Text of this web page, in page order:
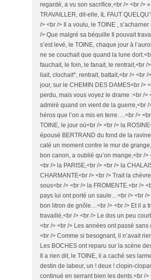
regardé, a vu son sacrifice,<br /> <br />
TRAVAILLER, dit-elle, IL FAUT
/> <br /> Il a voulu, le TOINE ,
/> Que malgré sa béquille Il pouvait
s’est levé, le TOINE, chaque jour à
ne se couchait que quand la lune
fauchait, le foin, le fanait, le rentrait,<br /
liait, clochait*, rentrait, battait,<br /> <br
jour, sur le CHEMIN DES DAMES<br />
perdu, mais vous voyez le drame :<br />
admiré quand on vient de la guerre,<br /
héros que l’on a mis en terre….<br />
TOINE, le jour où<br /> <br /> la
épousé BERTRAND du fond de la
calé un moment contre le mur de
bon canon, a oublié qu’on mange,<br />
<br /> la PARISE,<br /> <br /> la
CHARMANTE<br /> <br /> Trait la
sous<br /> <br /> la FROMENTE.<br />
pays lui ont porté un saule…<br /> <br /
bon litron de gnôle…<br /> <br /> Et il a
travaillé,<br /> <br /> Le dos un peu
<br /> <br /> Les années ont passé sans
<br /> Comme si besognant, il n’avait
Les BOCHES ont reparu sur la scène
Il a rien dit, le TOINE, il a caché ses
destin de labeur, un ! deux ! clopin-
continué en serrant bien les dents.<br />